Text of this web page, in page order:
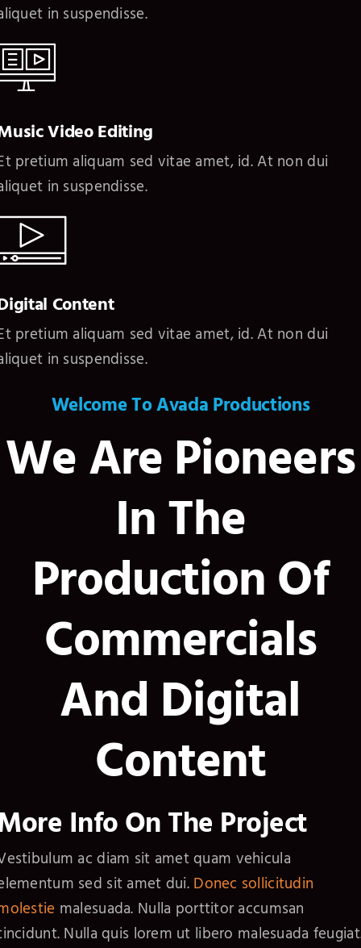
in suspendisse.
Video Editing
pretium aliquam sed vitae amet, id. At non dui
in suspendisse.
Content
pretium aliquam sed vitae amet, id. At non dui
in suspendisse.
Welcome To Avada Productions
We Are Pioneers
In The
Production Of
Commercials
And Digital
Content
Info On The Project
ac diam sit amet quam vehicula
sed sit amet dui. Donec sollicitudin
malesuada. Nulla porttitor accumsan
Nulla quis lorem ut libero malesuada